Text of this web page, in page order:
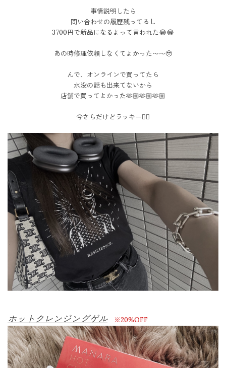
事情説明したら
問い合わせの履歴残ってるし
3700円で新品になるよって言われた😂😂
あの時修理依頼しなくてよかった〜〜🥹
んで、オンラインで買ってたら
水没の話も出来てないから
店舗で買ってよかった🫶🏼🫶🏼🫶🏼
今さらだけどラッキー✌🏼
ホットクレンジングゲル ※20%OFF